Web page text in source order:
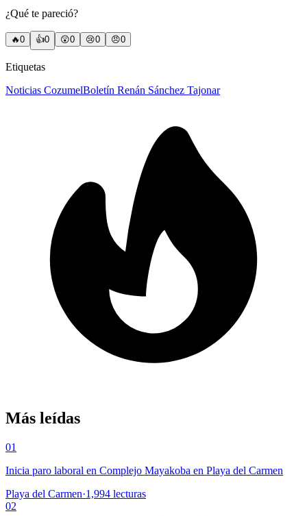
¿Qué te pareció?
🔥0 👍0 😲0 😢0 😠0
Etiquetas
Noticias CozumelBoletín Renán Sánchez Tajonar
Más leídas
01
Inicia paro laboral en Complejo Mayakoba en Playa del Carmen
Playa del Carmen·1,994 lecturas
02